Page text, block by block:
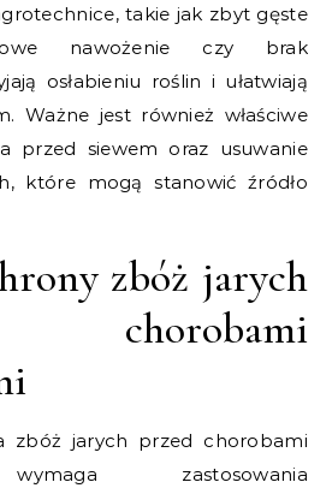
takie jak zbyt gęste
nawożenie czy brak
osłabieniu roślin i ułatwiają
Ważne jest również właściwe
przed siewem oraz usuwanie
które mogą stanowić źródło
zbóż jarych
zbóż jarych przed chorobami
zastosowania